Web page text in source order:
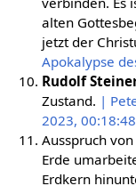
alten
jetzt der
Apokalypse
Rudolf
Zustand. |
2023, 00:18:48
Ausspruch von
Erde
Erdkern